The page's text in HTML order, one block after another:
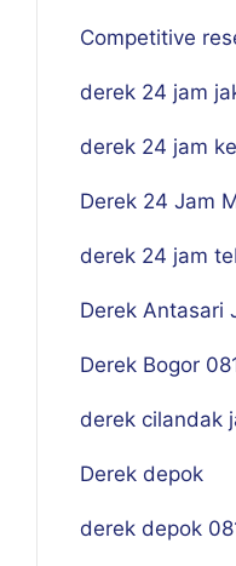
Competitive
derek 24 jam
derek 24 jam
Derek 24 Jam
derek 24 jam
Derek Antasari
Derek Bogor
derek cilandak
Derek depok
derek depok